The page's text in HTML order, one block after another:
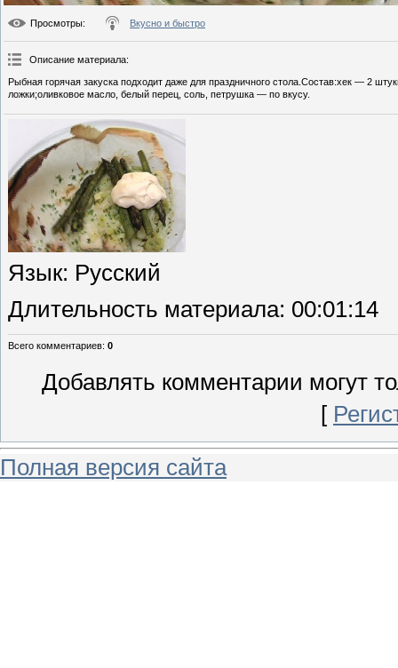
Просмотры: Вкусно и быстро
Описание материала:
Рыбная горячая закуска подходит даже для праздничного стола.Состав:хек — 2
ложки;оливковое масло, белый перец, соль, петрушка — по вкусу.
Язык: Русский
Длительность материала: 00:01:14
Всего комментариев: 0
Добавлять комментарии могут
[
Полная версия сайта